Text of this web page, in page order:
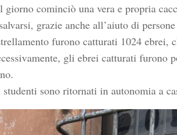
cominciò una vera e propria
grazie anche all’aiuto di
furono catturati 1024 ebrei,
gli ebrei catturati furono
sono ritornati in autonomia a